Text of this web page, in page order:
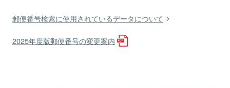
郵便番号検索に使用されているデータについて
2025年度版郵便番号の変更案内